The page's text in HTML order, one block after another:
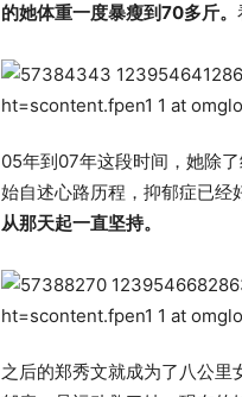
的她体重一度暴瘦到70多斤。
05年到07年这段时间，她除
始自述心路历程，抑郁症已经
从那天起一直坚持。
之后的郑秀文就成为了八公